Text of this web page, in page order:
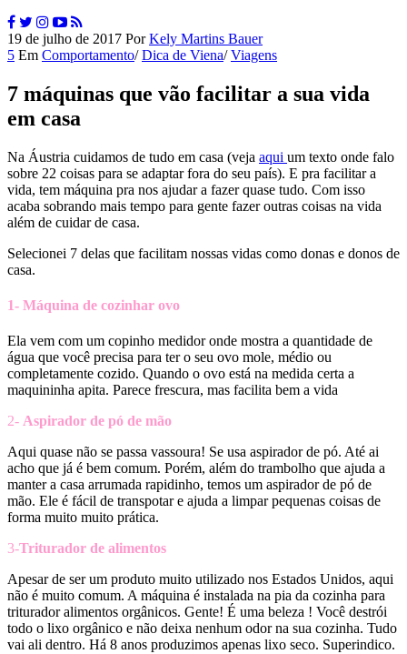
19 de julho de 2017 Por Kely Martins Bauer
5 Em Comportamento/ Dica de Viena/ Viagens
7 máquinas que vão facilitar a sua vida
em casa
Na Áustria cuidamos de tudo em casa (veja aqui um texto onde falo
sobre 22 coisas para se adaptar fora do seu país). E pra facilitar a
vida, tem máquina pra nos ajudar a fazer quase tudo. Com isso
acaba sobrando mais tempo para gente fazer outras coisas na vida
além de cuidar de casa.
Selecionei 7 delas que facilitam nossas vidas como donas e donos de
casa.
1- Máquina de cozinhar ovo
Ela vem com um copinho medidor onde mostra a quantidade de
água que você precisa para ter o seu ovo mole, médio ou
completamente cozido. Quando o ovo está na medida certa a
maquininha apita. Parece frescura, mas facilita bem a vida
2- Aspirador de pó de mão
Aqui quase não se passa vassoura! Se usa aspirador de pó. Até ai
acho que já é bem comum. Porém, além do trambolho que ajuda a
manter a casa arrumada rapidinho, temos um aspirador de pó de
mão. Ele é fácil de transpotar e ajuda a limpar pequenas coisas de
forma muito muito prática.
3-Triturador de alimentos
Apesar de ser um produto muito utilizado nos Estados Unidos, aqui
não é muito comum. A máquina é instalada na pia da cozinha para
triturador alimentos orgânicos. Gente! É uma beleza ! Você destrói
todo o lixo orgânico e não deixa nenhum odor na sua cozinha. Tudo
vai ali dentro. Há 8 anos produzimos apenas lixo seco. Superindico.